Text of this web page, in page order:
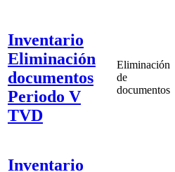
Inventario
Eliminación
documentos
Periodo V
TVD
Eliminación
de
documentos
Inventario